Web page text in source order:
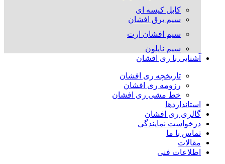
کابل کیسه ای
سیم برق افشان
سیم افشان ارت
سیم نایلون
آشنایی با ری افشان
تاریخچه ری افشان
رزومه ری افشان
خط مشی ری افشان
استانداردها
گالری ری افشان
درخواست نمایندگی
تماس با ما
مقالات
اطلاعات فنی